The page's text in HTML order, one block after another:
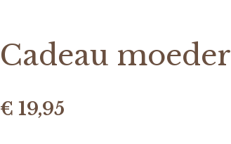
Cadeau moeder
€ 19,95